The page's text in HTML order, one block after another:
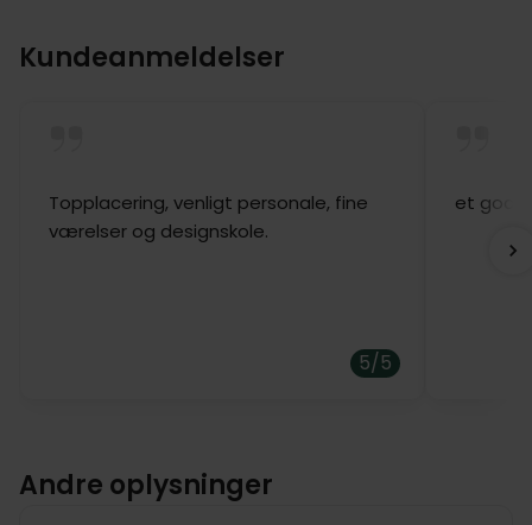
Kundeanmeldelser
Topplacering, venligt personale, fine
værelser og designskole.
5/5
et godt
Andre oplysninger